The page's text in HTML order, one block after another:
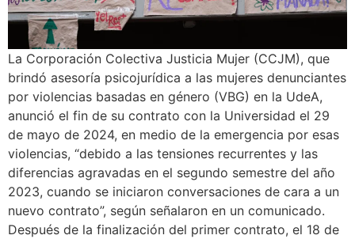
La Corporación Colectiva Justicia Mujer (CCJM), que
brindó asesoría psicojurídica a las mujeres denunciantes
por violencias basadas en género (VBG) en la UdeA,
anunció el fin de su contrato con la Universidad el 29
de mayo de 2024, en medio de la emergencia por esas
violencias, “debido a las tensiones recurrentes y las
diferencias agravadas en el segundo semestre del año
2023, cuando se iniciaron conversaciones de cara a un
nuevo contrato”, según señalaron en un comunicado.
Después de la finalización del primer contrato, el 18 de